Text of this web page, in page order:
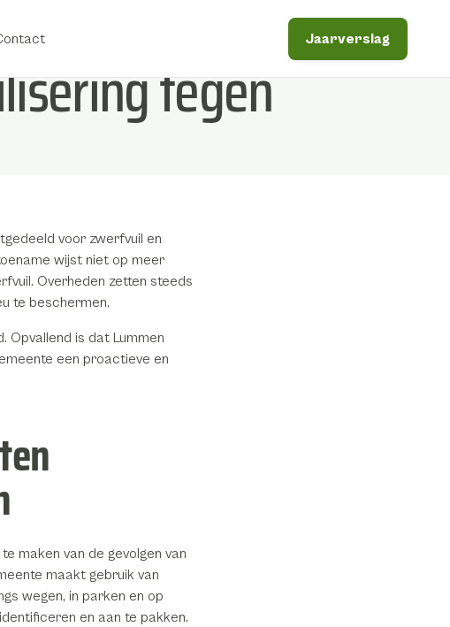
Jaarverslag
tegen
voor zwerfvuil en
wijst niet op meer
Overheden zetten steeds
te beschermen.
Opvallend is dat Lummen
een proactieve en
maken van de gevolgen van
maakt gebruik van
wegen, in parken en op
en aan te pakken.